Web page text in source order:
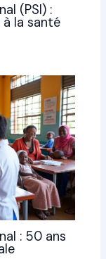
(PSI) :
à la santé
: 50 ans